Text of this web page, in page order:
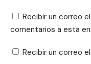
Recibir un correo
comentarios a esta
Recibir un correo